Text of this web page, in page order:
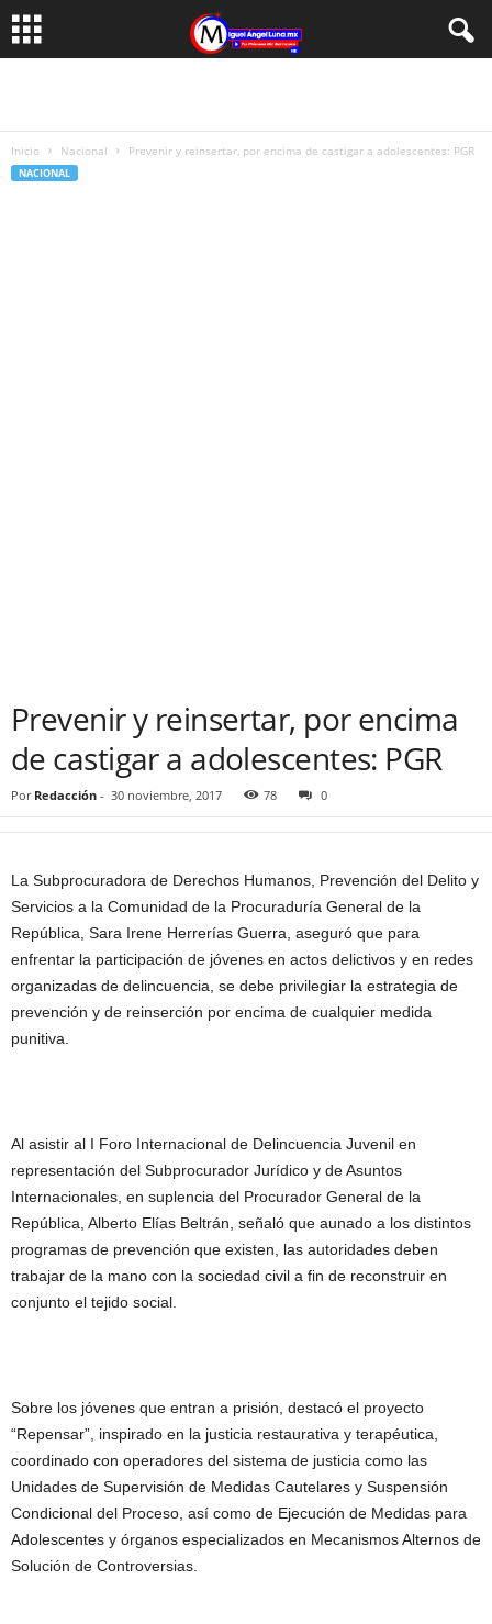
Inicio Nacional Prevenir y reinsertar, por encima de castigar a adolescentes: PGR
NACIONAL
Prevenir y reinsertar, por encima
de castigar a adolescentes: PGR
Por Redacción - 30 noviembre, 2017 78 0
La Subprocuradora de Derechos Humanos, Prevención del Delito y
Servicios a la Comunidad de la Procuraduría General de la
República, Sara Irene Herrerías Guerra, aseguró que para
enfrentar la participación de jóvenes en actos delictivos y en redes
organizadas de delincuencia, se debe privilegiar la estrategia de
prevención y de reinserción por encima de cualquier medida
punitiva.
Al asistir al I Foro Internacional de Delincuencia Juvenil en
representación del Subprocurador Jurídico y de Asuntos
Internacionales, en suplencia del Procurador General de la
República, Alberto Elías Beltrán, señaló que aunado a los distintos
programas de prevención que existen, las autoridades deben
trabajar de la mano con la sociedad civil a fin de reconstruir en
conjunto el tejido social.
Sobre los jóvenes que entran a prisión, destacó el proyecto
“Repensar”, inspirado en la justicia restaurativa y terapéutica,
coordinado con operadores del sistema de justicia como las
Unidades de Supervisión de Medidas Cautelares y Suspensión
Condicional del Proceso, así como de Ejecución de Medidas para
Adolescentes y órganos especializados en Mecanismos Alternos de
Solución de Controversias.